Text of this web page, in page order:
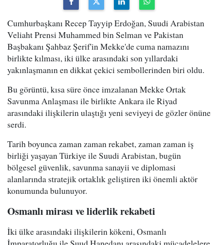
Cumhurbaşkanı Recep Tayyip Erdoğan, Suudi Arabistan
Veliaht Prensi Muhammed bin Selman ve Pakistan
Başbakanı Şahbaz Şerif'in Mekke'de cuma namazını
birlikte kılması, iki ülke arasındaki son yıllardaki
yakınlaşmanın en dikkat çekici sembollerinden biri oldu.
Bu görüntü, kısa süre önce imzalanan Mekke Ortak
Savunma Anlaşması ile birlikte Ankara ile Riyad
arasındaki ilişkilerin ulaştığı yeni seviyeyi de gözler önüne
serdi.
Tarih boyunca zaman zaman rekabet, zaman zaman iş
birliği yaşayan Türkiye ile Suudi Arabistan, bugün
bölgesel güvenlik, savunma sanayii ve diplomasi
alanlarında stratejik ortaklık geliştiren iki önemli aktör
konumunda bulunuyor.
Osmanlı mirası ve liderlik rekabeti
İki ülke arasındaki ilişkilerin kökeni, Osmanlı